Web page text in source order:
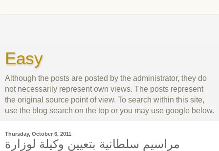
Easy
Although the posts are posted by the administrator, they do
not necessarily represent own views. The posts represent
the original source point of view. To search within this site,
use the blog search on the top or you may use google below.
Thursday, October 6, 2011
مراسيم سلطانية بتعيين وكيلة لوزارة